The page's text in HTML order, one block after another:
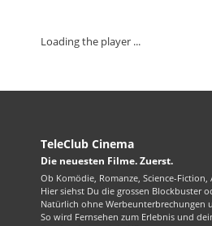
Loading the player ...
TeleClub Cinema
Die neuesten Filme. Zuerst.
Ob Komödie, Romanze, Science-
Hier siehst Du die grossen Blockbuster
Natürlich ohne Werbeunterbrechungen
So wird Fernsehen zum Erlebnis und